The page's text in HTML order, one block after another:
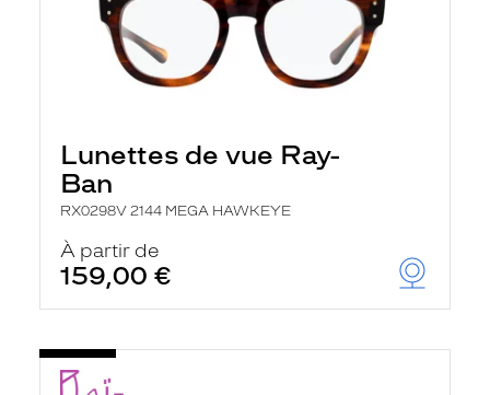
Lunettes de vue Ray-
Ban
RX0298V 2144 MEGA HAWKEYE
À partir de
159,00 €